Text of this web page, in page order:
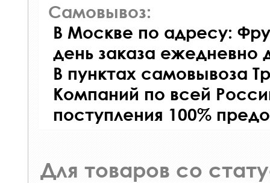
Самовывоз:
В Москве по адресу:
день заказа ежедневно
В пунктах самовывоза
Компаний по всей
поступления 100%
Для товаров со